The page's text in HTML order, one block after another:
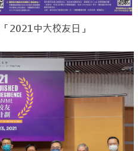
2021中大校友日」